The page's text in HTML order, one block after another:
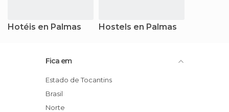
Hotéis en Palmas Hostels en Palmas
Fica em
Estado de Tocantins
Brasil
Norte